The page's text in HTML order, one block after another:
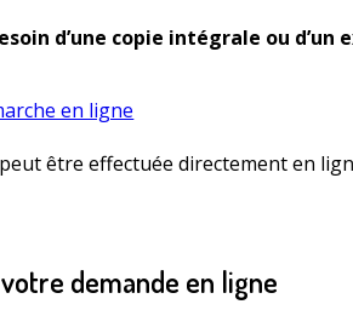
d’une copie intégrale ou
en ligne
être effectuée directement en
demande en ligne